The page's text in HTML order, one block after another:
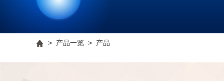
> 产品一览 > 产品